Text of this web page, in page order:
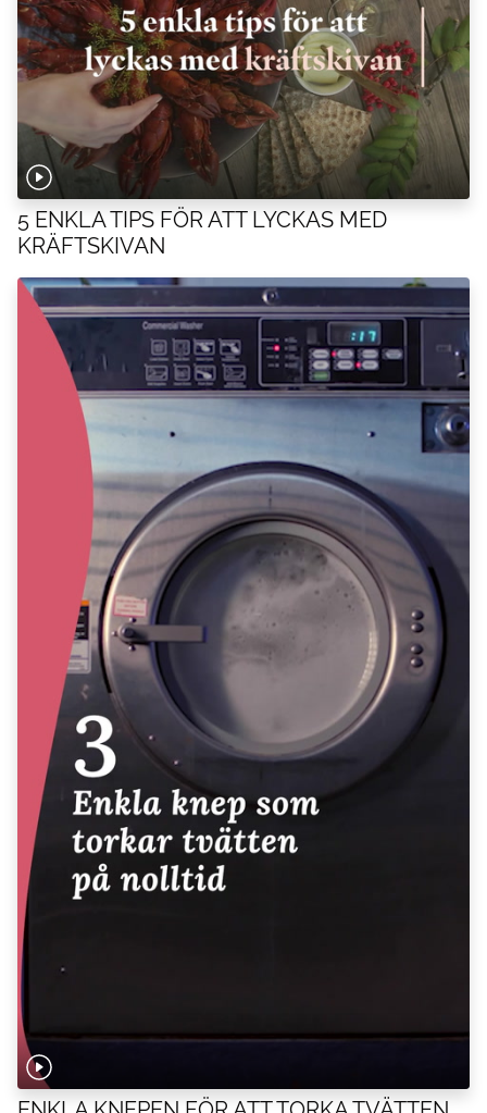
5 ENKLA TIPS FÖR ATT LYCKAS MED
KRÄFTSKIVAN